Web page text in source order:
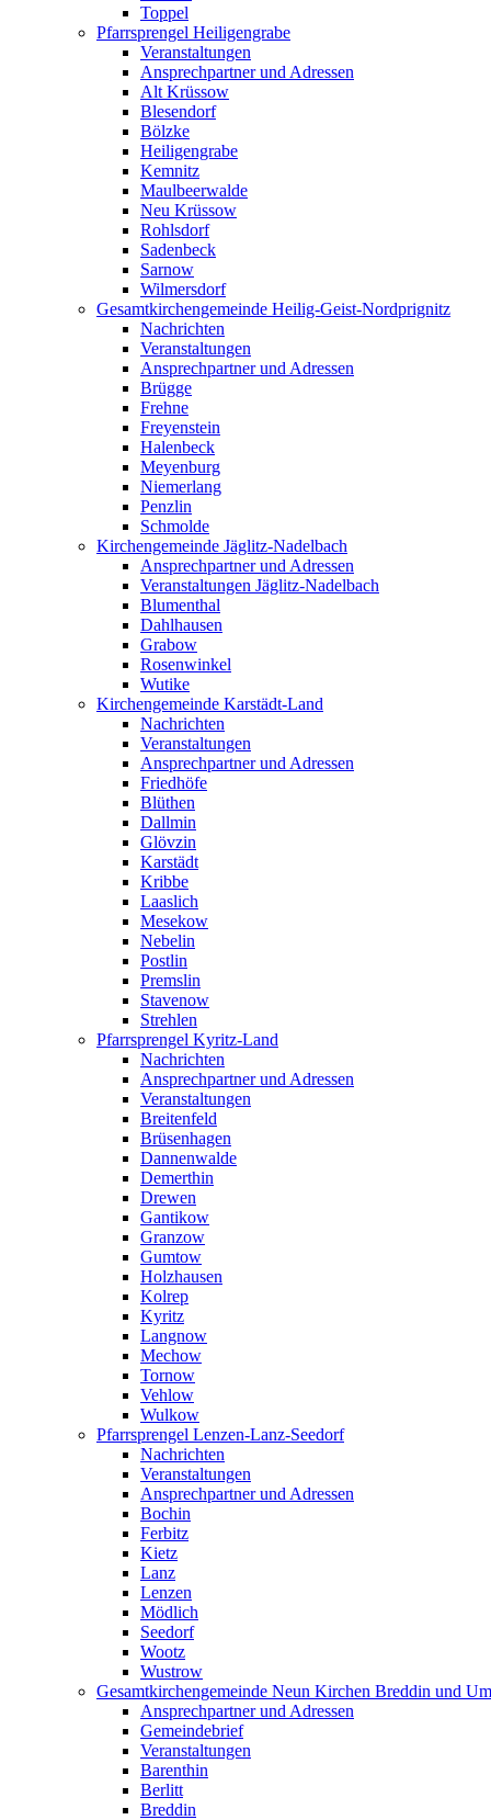
Toppel
Pfarrsprengel Heiligengrabe
Veranstaltungen
Ansprechpartner und Adressen
Alt Krüssow
Blesendorf
Bölzke
Heiligengrabe
Kemnitz
Maulbeerwalde
Neu Krüssow
Rohlsdorf
Sadenbeck
Sarnow
Wilmersdorf
Gesamtkirchengemeinde Heilig-Geist-Nordprignitz
Nachrichten
Veranstaltungen
Ansprechpartner und Adressen
Brügge
Frehne
Freyenstein
Halenbeck
Meyenburg
Niemerlang
Penzlin
Schmolde
Kirchengemeinde Jäglitz-Nadelbach
Ansprechpartner und Adressen
Veranstaltungen Jäglitz-Nadelbach
Blumenthal
Dahlhausen
Grabow
Rosenwinkel
Wutike
Kirchengemeinde Karstädt-Land
Nachrichten
Veranstaltungen
Ansprechpartner und Adressen
Friedhöfe
Blüthen
Dallmin
Glövzin
Karstädt
Kribbe
Laaslich
Mesekow
Nebelin
Postlin
Premslin
Stavenow
Strehlen
Pfarrsprengel Kyritz-Land
Nachrichten
Ansprechpartner und Adressen
Veranstaltungen
Breitenfeld
Brüsenhagen
Dannenwalde
Demerthin
Drewen
Gantikow
Granzow
Gumtow
Holzhausen
Kolrep
Kyritz
Langnow
Mechow
Tornow
Vehlow
Wulkow
Pfarrsprengel Lenzen-Lanz-Seedorf
Nachrichten
Veranstaltungen
Ansprechpartner und Adressen
Bochin
Ferbitz
Kietz
Lanz
Lenzen
Mödlich
Seedorf
Wootz
Wustrow
Gesamtkirchengemeinde Neun Kirchen Breddin und
Ansprechpartner und Adressen
Gemeindebrief
Veranstaltungen
Barenthin
Berlitt
Breddin